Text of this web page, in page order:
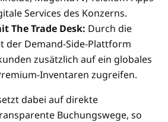
Services des Konzerns.
The Trade Desk: Durch die
der Demand-Side-Plattform
zusätzlich auf ein globales
Inventaren zugreifen.
dabei auf direkte
Buchungswege, so